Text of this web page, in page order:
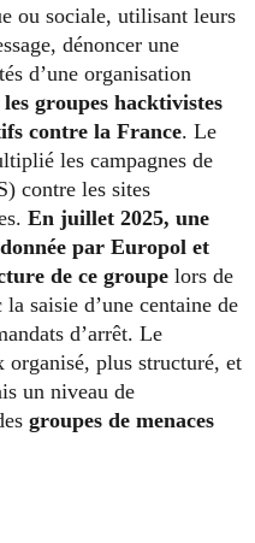
ou sociale, utilisant leurs
dénoncer une
d’une organisation
groupes hacktivistes
contre la France. Le
les campagnes de
contre les sites
En juillet 2025, une
par Europol et
de ce groupe lors de
saisie d’une centaine de
d’arrêt. Le
organisé, plus structuré, et
un niveau de
groupes de menaces